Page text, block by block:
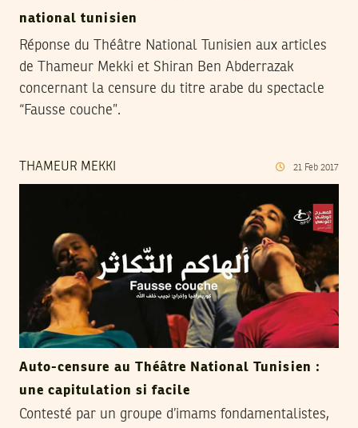
national tunisien
Réponse du Théâtre National Tunisien aux articles
de Thameur Mekki et Shiran Ben Abderrazak
concernant la censure du titre arabe du spectacle
“Fausse couche”.
THAMEUR MEKKI 21 Feb 2017
Auto-censure au Théâtre National Tunisien :
une capitulation si facile
Contesté par un groupe d’imams fondamentalistes,